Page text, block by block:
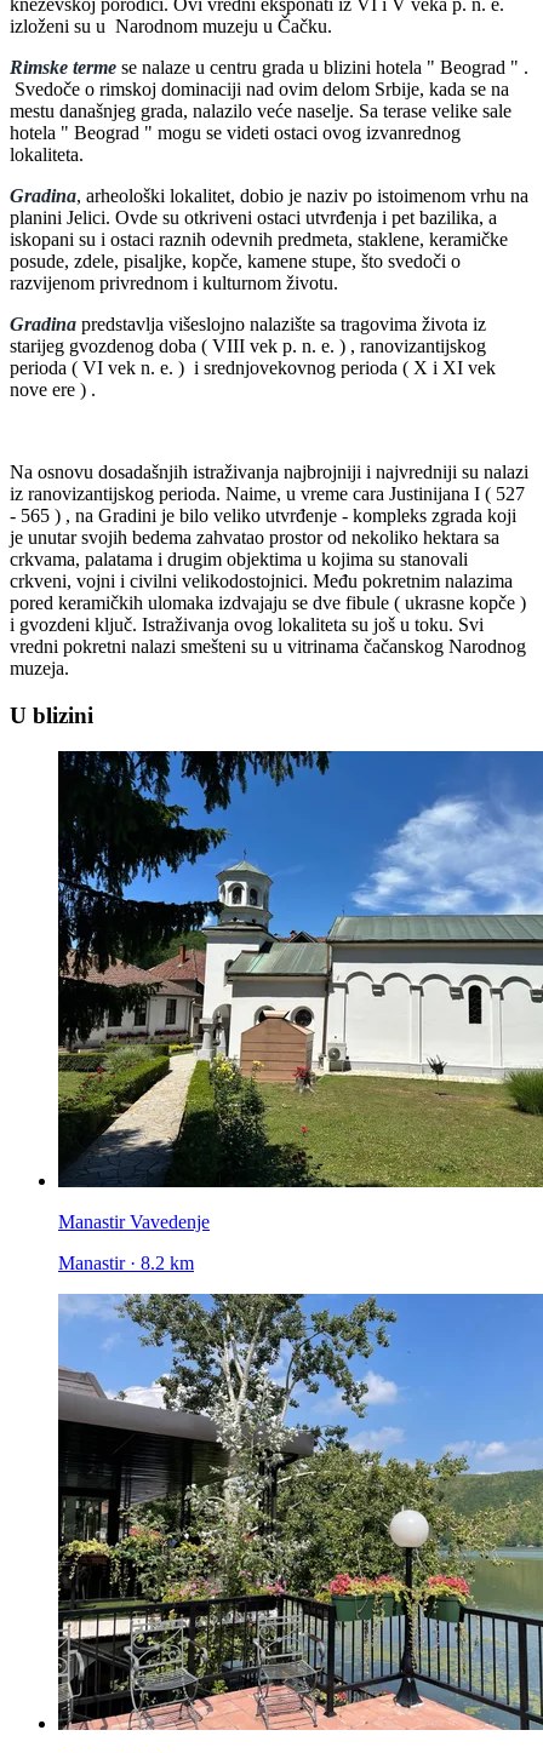
izloženi su u Narodnom muzeju u Čačku.
Rimske terme se nalaze u centru grada u blizini hotela " Beograd " .
Svedoče o rimskoj dominaciji nad ovim delom Srbije, kada se na
mestu današnjeg grada, nalazilo veće naselje. Sa terase velike sale
hotela " Beograd " mogu se videti ostaci ovog izvanrednog
lokaliteta.
Gradina, arheološki lokalitet, dobio je naziv po istoimenom vrhu na
planini Jelici. Ovde su otkriveni ostaci utvrđenja i pet bazilika, a
iskopani su i ostaci raznih odevnih predmeta, staklene, keramičke
posude, zdele, pisaljke, kopče, kamene stupe, što svedoči o
razvijenom privrednom i kulturnom životu.
Gradina predstavlja višeslojno nalazište sa tragovima života iz
starijeg gvozdenog doba ( VIII vek p. n. e. ) , ranovizantijskog
perioda ( VI vek n. e. ) i srednjovekovnog perioda ( X i XI vek
nove ere ) .
Na osnovu dosadašnjih istraživanja najbrojniji i najvredniji su nalazi
iz ranovizantijskog perioda. Naime, u vreme cara Justinijana I ( 527
- 565 ) , na Gradini je bilo veliko utvrđenje - kompleks zgrada koji
je unutar svojih bedema zahvatao prostor od nekoliko hektara sa
crkvama, palatama i drugim objektima u kojima su stanovali
crkveni, vojni i civilni velikodostojnici. Među pokretnim nalazima
pored keramičkih ulomaka izdvajaju se dve fibule ( ukrasne kopče )
i gvozdeni ključ. Istraživanja ovog lokaliteta su još u toku. Svi
vredni pokretni nalazi smešteni su u vitrinama čačanskog Narodnog
muzeja.
U blizini
Manastir Vavedenje
Manastir · 8.2 km